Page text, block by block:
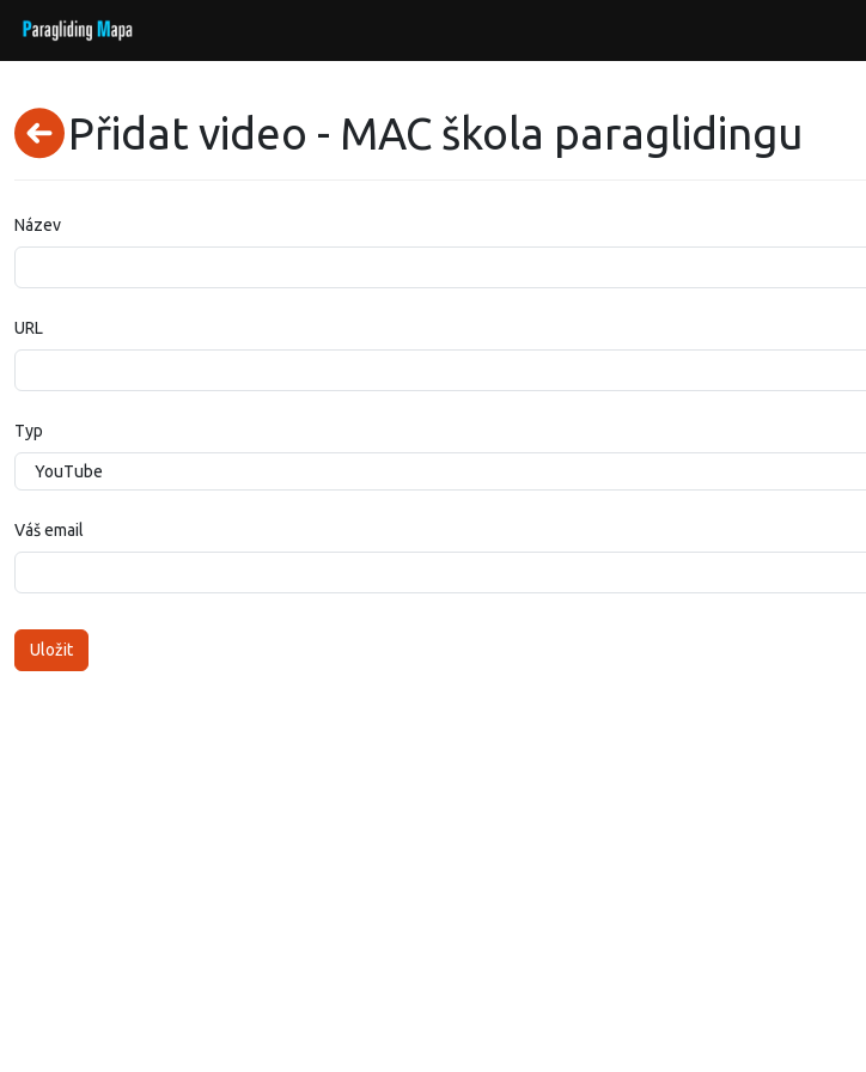
Přidat video - MAC škola paraglidingu
Název
URL
Typ
Váš email